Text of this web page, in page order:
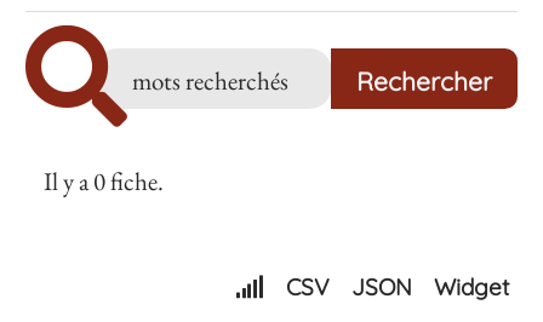
Il y a 0 fiche.
CSV JSON Widget